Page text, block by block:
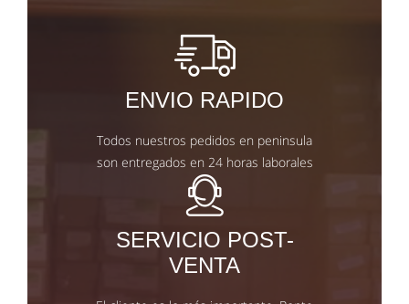
ENVIO RAPIDO
Todos nuestros pedidos en peninsula
son entregados en 24 horas laborales
SERVICIO POST-
VENTA